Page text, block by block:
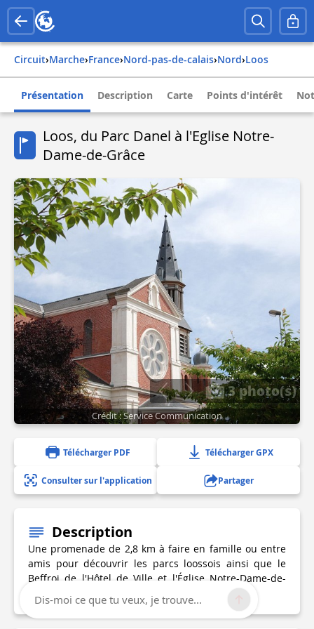
Circuit› Marche› france› nord-pas-de-calais› nord› loos
Présentation Description Carte Points d'intérêt
Loos, du Parc Danel à l'Eglise Notre-
Dame-de-Grâce
3 photo(s)
Crédit : Service Communication
Télécharger PDF Télécharger GPX
Consulter sur l'application Partager
Description
Une promenade de 2,8 km à faire en famille ou entre
amis pour découvrir les parcs loossois ainsi que le
Beffroi de l'Hôtel de Ville et l'Église Notre-Dame-de-
Grâce.
Dis-moi ce que tu veux, je trouve...